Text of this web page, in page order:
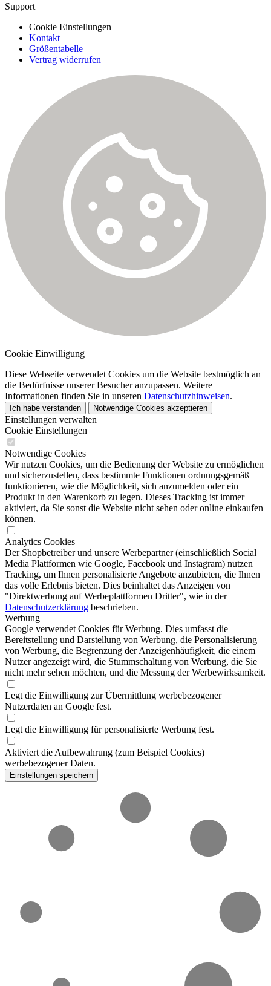
Support
Cookie Einstellungen
Kontakt
Größentabelle
Vertrag widerrufen
Cookie Einwilligung
Diese Webseite verwendet Cookies um die Website bestmöglich an
die Bedürfnisse unserer Besucher anzupassen. Weitere
Informationen finden Sie in unseren Datenschutzhinweisen.
Ich habe verstanden Notwendige Cookies akzeptieren
Einstellungen verwalten
Cookie Einstellungen
Notwendige Cookies
Wir nutzen Cookies, um die Bedienung der Website zu ermöglichen
und sicherzustellen, dass bestimmte Funktionen ordnungsgemäß
funktionieren, wie die Möglichkeit, sich anzumelden oder ein
Produkt in den Warenkorb zu legen. Dieses Tracking ist immer
aktiviert, da Sie sonst die Website nicht sehen oder online einkaufen
können.
Analytics Cookies
Der Shopbetreiber und unsere Werbepartner (einschließlich Social
Media Plattformen wie Google, Facebook und Instagram) nutzen
Tracking, um Ihnen personalisierte Angebote anzubieten, die Ihnen
das volle Erlebnis bieten. Dies beinhaltet das Anzeigen von
"Direktwerbung auf Werbeplattformen Dritter", wie in der
Datenschutzerklärung beschrieben.
Werbung
Google verwendet Cookies für Werbung. Dies umfasst die
Bereitstellung und Darstellung von Werbung, die Personalisierung
von Werbung, die Begrenzung der Anzeigenhäufigkeit, die einem
Nutzer angezeigt wird, die Stummschaltung von Werbung, die Sie
nicht mehr sehen möchten, und die Messung der Werbewirksamkeit.
Legt die Einwilligung zur Übermittlung werbebezogener
Nutzerdaten an Google fest.
Legt die Einwilligung für personalisierte Werbung fest.
Aktiviert die Aufbewahrung (zum Beispiel Cookies)
werbebezogener Daten.
Einstellungen speichern